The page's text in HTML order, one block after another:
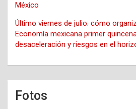
México
Último viernes de julio: cómo
Economía mexicana primer
desaceleración y riesgos en el
Fotos